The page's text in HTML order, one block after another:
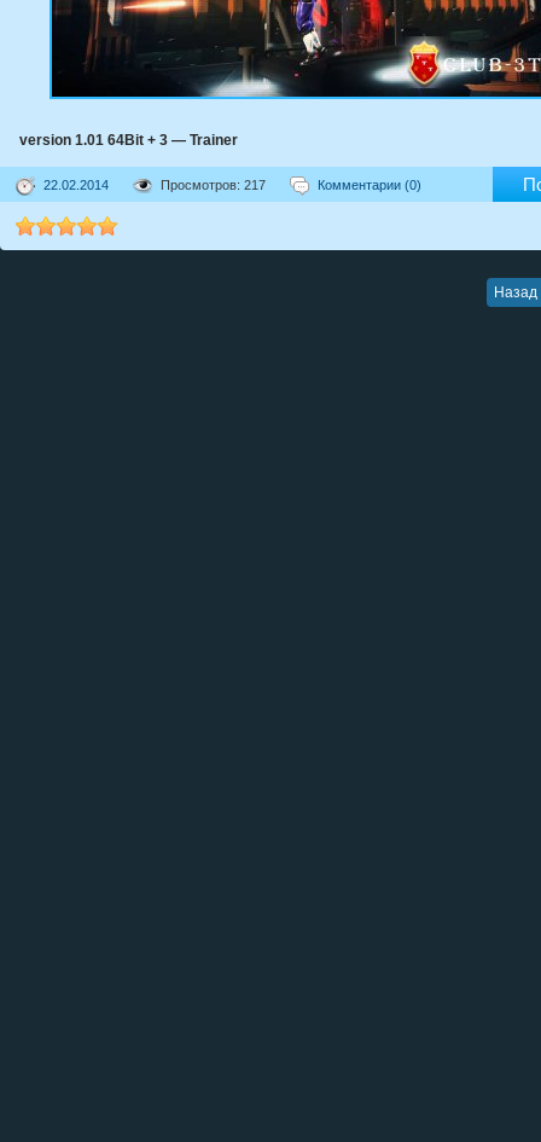
version 1.01 64Bit + 3 — Trainer
22.02.2014 Просмотров: 217 Комментарии (0)
Назад